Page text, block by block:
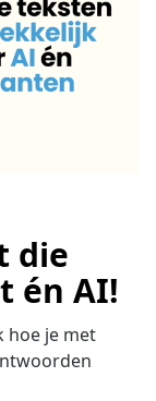
die
én AI!
hoe je met